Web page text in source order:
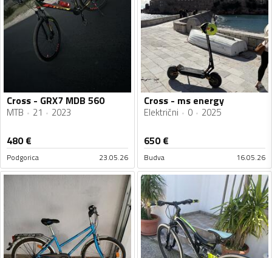
Cross - GRX7 MDB 560
MTB 21 2023
480€
Podgorica 23.05.26
Cross - ms energy
Električni 0 2025
650€
Budva 16.05.26